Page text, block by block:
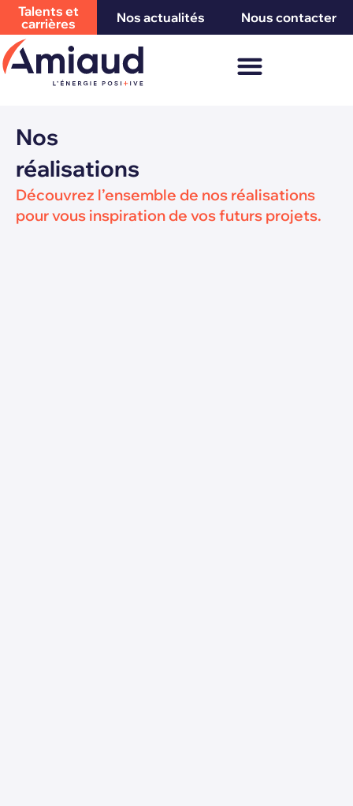
Talents et
carrières
Nos actualités Nous contacter
Nos
réalisations
Découvrez l’ensemble de nos réalisations
pour vous inspiration de vos futurs projets.